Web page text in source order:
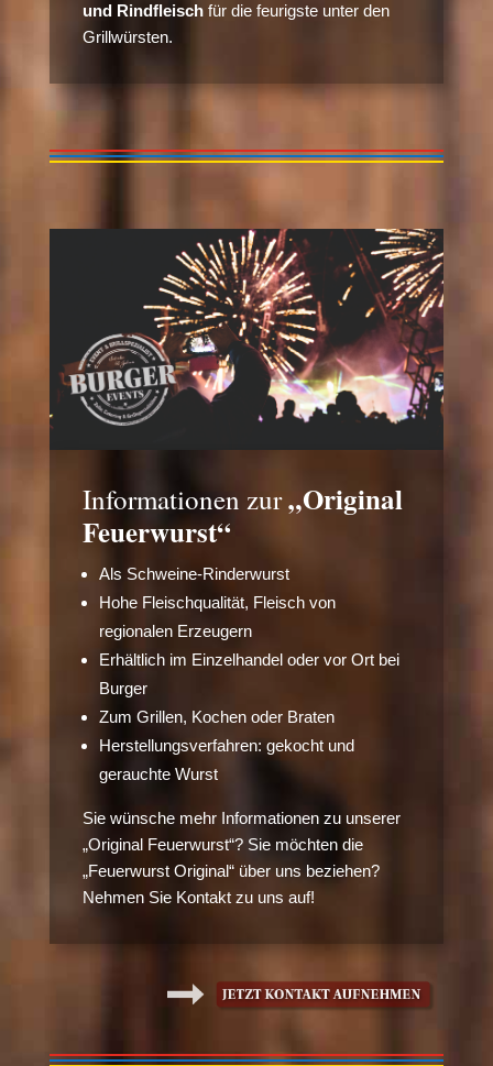
und Rindfleischfür die feurigste unter den
Grillwürsten.
Informationen zur„Original
Feuerwurst“
Als Schweine-Rinderwurst
Hohe Fleischqualität, Fleisch von
regionalen Erzeugern
Erhältlich im Einzelhandel oder vor Ort bei
Burger
Zum Grillen, Kochen oder Braten
Herstellungsverfahren: gekocht und
gerauchte Wurst
Sie wünsche mehr Informationen zu unserer
„Original Feuerwurst“? Sie möchten die
„Feuerwurst Original“ über uns beziehen?
Nehmen Sie Kontakt zu uns auf!